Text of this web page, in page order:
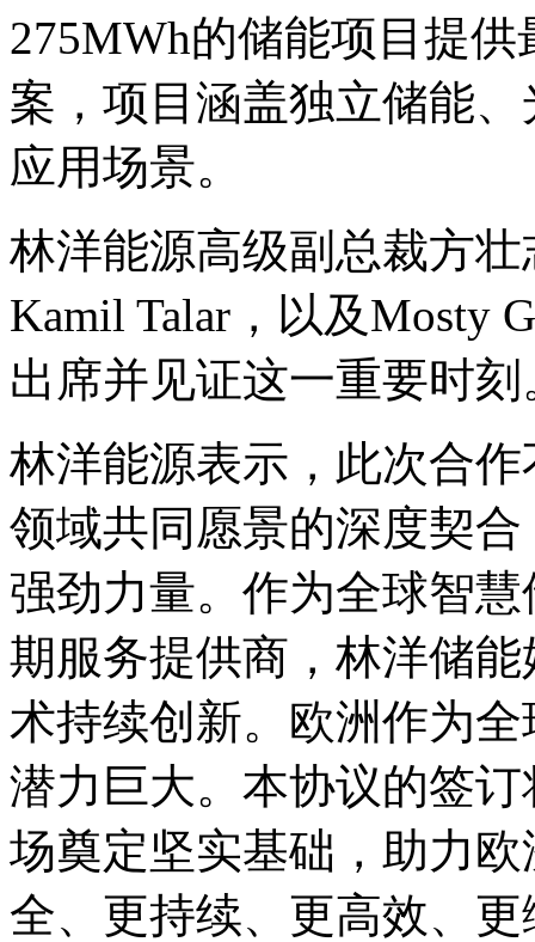
275MWh的储能项目提
案，项目涵盖独立储能
应用场景。
林洋能源高级副总裁方
Kamil Talar，以及Mosty
出席并见证这一重要时刻
林洋能源表示，此次合
领域共同愿景的深度契
强劲力量。作为全球智
期服务提供商，林洋储
术持续创新。欧洲作为
潜力巨大。本协议的签
场奠定坚实基础，助力
全、更持续、更高效、更